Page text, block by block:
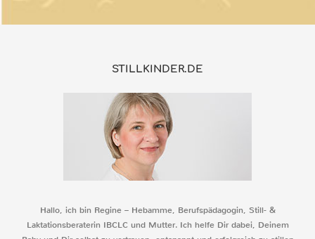
STILLKINDER.DE
Hallo, ich bin Regine – Hebamme, Berufspädagogin, Still- &
Laktationsberaterin IBCLC und Mutter. Ich helfe Dir dabei, Deinem